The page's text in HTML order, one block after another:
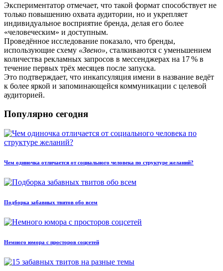
Экспериментатор отмечает, что такой формат способствует не
только повышению охвата аудитории, но и укрепляет
индивидуальное восприятие бренда, делая его более
«человеческим» и доступным.
Проведённое исследование показало, что бренды,
использующие схему «Звено», сталкиваются с уменьшением
количества рекламных запросов в мессенджерах на 17 % в
течение первых трёх месяцев после запуска.
Это подтверждает, что инкапсуляция имени в название ведёт
к более яркой и запоминающейся коммуникации с целевой
аудиторией.
Популярно сегодня
Чем одиночка отличается от социального человека по структуре желаний?
Подборка забавных твитов обо всем
Немного юмора с просторов соцсетей